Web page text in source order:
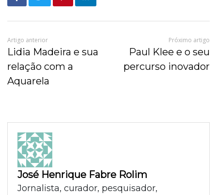
Artigo anterior
Lidia Madeira e sua
relação com a
Aquarela
Próximo artigo
Paul Klee e o seu
percurso inovador
José Henrique Fabre Rolim
Jornalista, curador, pesquisador,